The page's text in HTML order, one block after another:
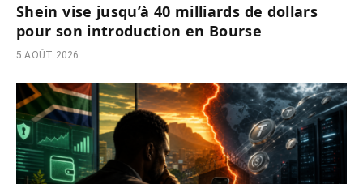
Shein vise jusqu’à 40 milliards de dollars
pour son introduction en Bourse
5 AOÛT 2026